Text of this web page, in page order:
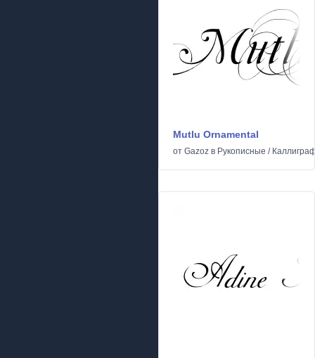
Mutlu Ornamental
от Gazoz в Рукописные /